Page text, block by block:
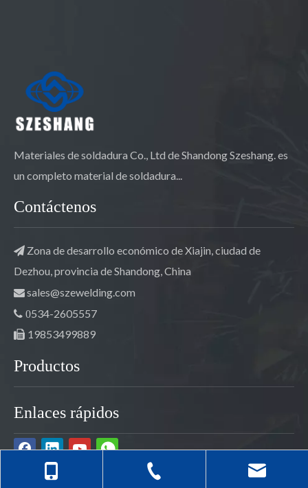
Materiales de soldadura Co., Ltd de Shandong Szeshang. es
un completo material de soldadura...
Contáctenos
 Zona de desarrollo económico de Xiajin, ciudad de
Dezhou, provincia de Shandong, China
sales@szewelding.com
 0534-2605557
 19853499889
Productos
Enlaces rápidos
© 2022 Shandong Szeshang Welding Materials Co.,ltd.